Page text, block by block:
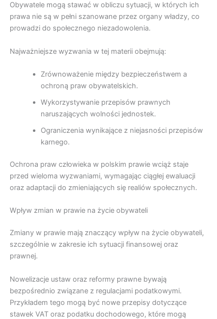
Obywatele mogą stawać w obliczu sytuacji, w których ich
prawa nie są w pełni szanowane przez organy władzy, co
prowadzi do społecznego niezadowolenia.
Najważniejsze wyzwania w tej materii obejmują:
Zrównoważenie między bezpieczeństwem a
ochroną praw obywatelskich.
Wykorzystywanie przepisów prawnych
naruszających wolności jednostek.
Ograniczenia wynikające z niejasności przepisów
karnego.
Ochrona praw człowieka w polskim prawie wciąż staje
przed wieloma wyzwaniami, wymagając ciągłej ewaluacji
oraz adaptacji do zmieniających się realiów społecznych.
Wpływ zmian w prawie na życie obywateli
Zmiany w prawie mają znaczący wpływ na życie obywateli,
szczególnie w zakresie ich sytuacji finansowej oraz
prawnej.
Nowelizacje ustaw oraz reformy prawne bywają
bezpośrednio związane z regulacjami podatkowymi.
Przykładem tego mogą być nowe przepisy dotyczące
stawek VAT oraz podatku dochodowego, które mogą